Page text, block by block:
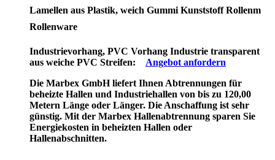
Lamellen aus Plastik, weich Gummi Kunststoff Rollenm
Rollenware
Industrievorhang, PVC Vorhang Industrie transparent
aus weiche PVC Streifen:
Angebot anfordern
Die Marbex GmbH liefert Ihnen Abtrennungen für
beheizte Hallen und Industriehallen von bis zu 120,00
Metern Länge oder Länger. Die Anschaffung ist sehr
günstig. Mit der Marbex Hallenabtrennung sparen Sie
Energiekosten in beheizten Hallen oder
Hallenabschnitten.